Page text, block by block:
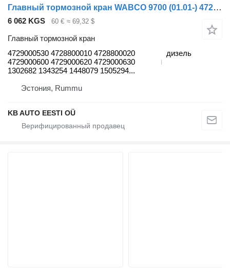
Главный тормозной кран WABCO 9700 (01.01-) 4729000530 для автобуса Volvo 7700-9900 bus (1999-)
6 062 KGS 60 € ≈ 69,32 $
Главный тормозной кран
4729000530 4728800010 4728800020
4729000600 4729000620 4729000630
1302682 1343254 1448079 1505294...
дизель
Эстония, Rummu
KB AUTO EESTI OÜ